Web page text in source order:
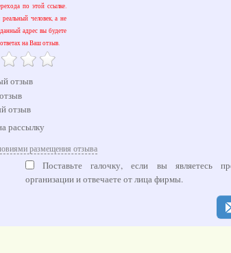
по этой ссылке.
человек, а не
адрес вы будете
на Ваш отзыв.
отзыв
отзыв
рассылку
размещения отзыва
Поставьте галочку, если вы являетесь
организации и отвечаете от лица фирмы.